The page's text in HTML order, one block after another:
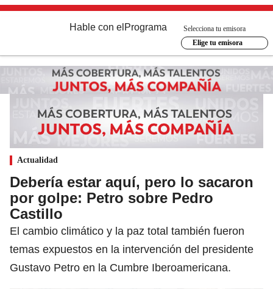
Hable con el Programa
Selecciona tu emisora
Elige tu emisora
Actualidad
Debería estar aquí, pero lo sacaron
por golpe: Petro sobre Pedro
Castillo
El cambio climático y la paz total también fueron
temas expuestos en la intervención del presidente
Gustavo Petro en la Cumbre Iberoamericana.